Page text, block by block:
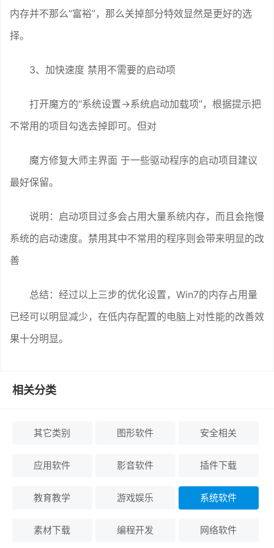
内存并不那么“富裕”，那么关掉部分特效显然是更好的选
择。
3、加快速度 禁用不需要的启动项
打开魔方的“系统设置→系统启动加载项”，根据提示把
不常用的项目勾选去掉即可。但对
魔方修复大师主界面 于一些驱动程序的启动项目建议
最好保留。
说明：启动项目过多会占用大量系统内存，而且会拖慢
系统的启动速度。禁用其中不常用的程序则会带来明显的改
善
总结：经过以上三步的优化设置，Win7的内存占用量
已经可以明显减少，在低内存配置的电脑上对性能的改善效
果十分明显。
相关分类
其它类别 图形软件 安全相关
应用软件 影音软件 插件下载
教育教学 游戏娱乐 系统软件
素材下载 编程开发 网络软件